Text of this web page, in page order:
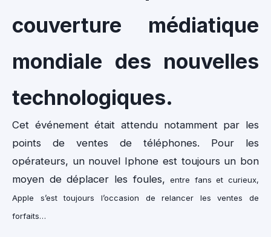
couverture médiatique
mondiale des nouvelles
technologiques.
Cet événement était attendu notamment par les
points de ventes de téléphones. Pour les
opérateurs, un nouvel Iphone est toujours un bon
moyen de déplacer les foules,entre fans et curieux,
Apple s’est toujours l’occasion de relancer les ventes de
forfaits…